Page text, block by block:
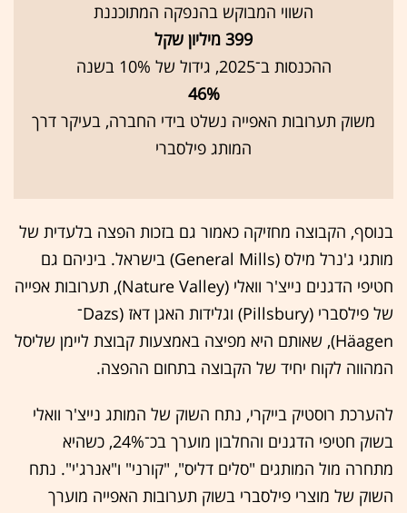
השווי המבוקש בהנפקה המתוכננת
399 מיליון שקל
ההכנסות ב־2025, גידול של 10% בשנה
46%
משוק תערובות האפייה נשלט בידי החברה, בעיקר דרך
המותג פילסברי
בנוסף, הקבוצה מחזיקה כאמור גם בזכות הפצה בלעדית של
מותגי ג'נרל מילס (General Mills) בישראל. ביניהם גם
חטיפי הדגנים נייצ'ר וואלי (Nature Valley), תערובות אפייה
של פילסברי (Pillsbury) וגלידות האגן דאז (Dazs־
Häagen), שאותם היא מפיצה באמצעות קבוצת ליימן שליסל
המהווה לקוח יחיד של הקבוצה בתחום ההפצה.
להערכת רוסטיק בייקרי, נתח השוק של המותג נייצ'ר וואלי
בשוק חטיפי הדגנים והחלבון מוערך בכ־24%, כשהיא
מתחרה מול המותגים "סלים דליס", "קורני" ו"אנרג'י". נתח
השוק של מוצרי פילסברי בשוק תערובות האפייה מוערך